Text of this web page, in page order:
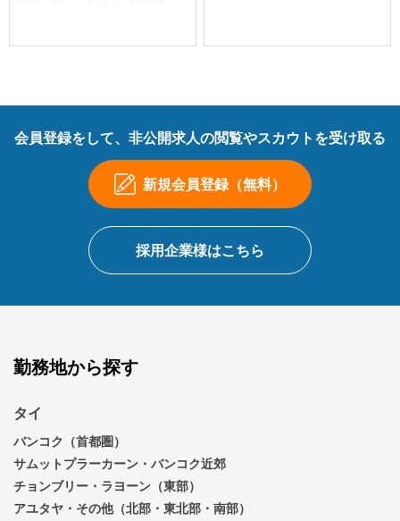
会員登録をして、非公開求人の閲覧やスカウトを受け取る
新規会員登録（無料）
採用企業様はこちら
勤務地から探す
タイ
バンコク（首都圏）
サムットプラーカーン・バンコク近郊
チョンブリー・ラヨーン（東部）
アユタヤ・その他（北部・東北部・南部）